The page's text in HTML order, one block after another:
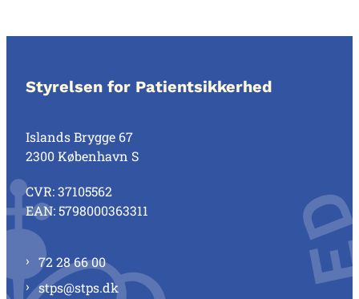
Styrelsen for Patientsikkerhed
Islands Brygge 67
2300 København S
CVR: 37105562
EAN: 5798000363311
72 28 66 00
stps@stps.dk